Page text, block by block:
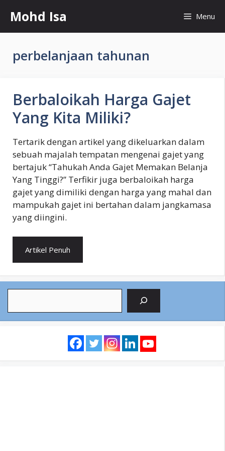
content
Mohd Isa Menu
perbelanjaan tahunan
Berbaloikah Harga Gajet
Yang Kita Miliki?
Tertarik dengan artikel yang dikeluarkan dalam
sebuah majalah tempatan mengenai gajet yang
bertajuk “Tahukah Anda Gajet Memakan Belanja
Yang Tinggi?” Terfikir juga berbaloikah harga
gajet yang dimiliki dengan harga yang mahal dan
mampukah gajet ini bertahan dalam jangkamasa
yang diingini.
Artikel Penuh